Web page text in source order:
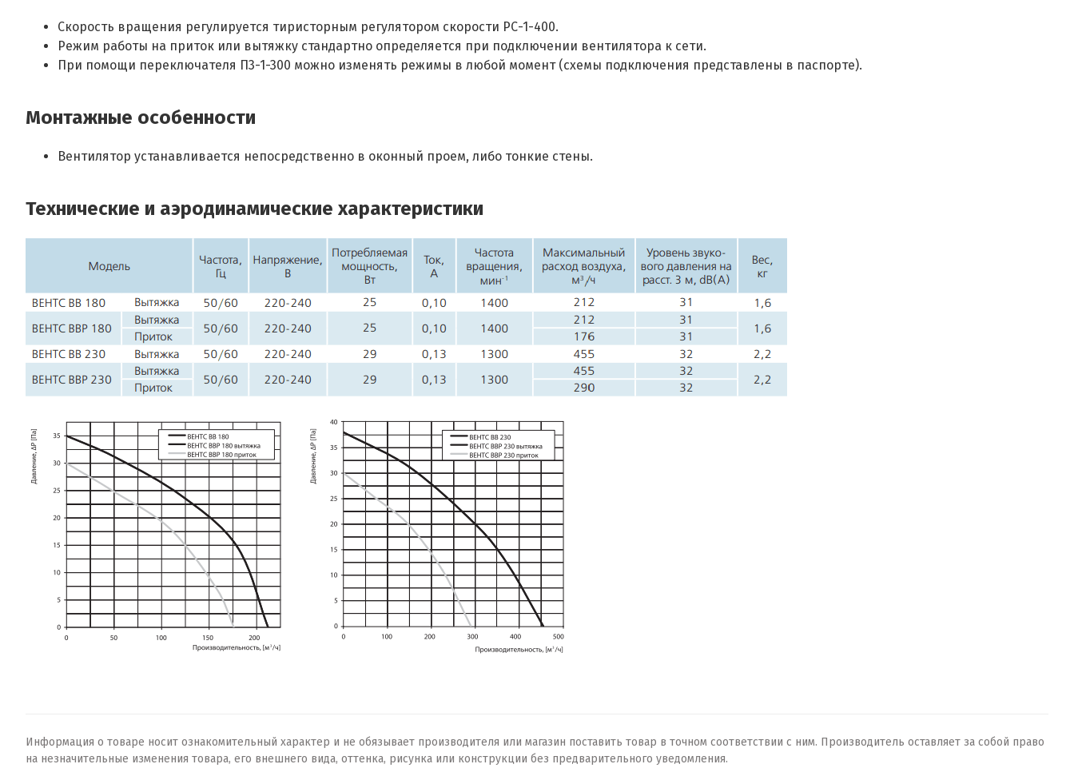
Скорость вращения регулируется тиристорным регулятором скорости РС-1-400.
Режим работы на приток или вытяжку стандартно определяется при подключении вентилятора к сети.
При помощи переключателя П3-1-300 можно изменять режимы в любой момент (схемы подключения представлены в паспорте).
Монтажные особенности
Вентилятор устанавливается непосредственно в оконный проем, либо тонкие стены.
Технические и аэродинамические характеристики
Информация о товаре носит ознакомительный характер и не обязывает производителя или магазин поставить товар в точном соответствии с ним. Производитель оставляет за собой право
на незначительные изменения товара, его внешнего вида, оттенка, рисунка или конструкции без предварительного уведомления.